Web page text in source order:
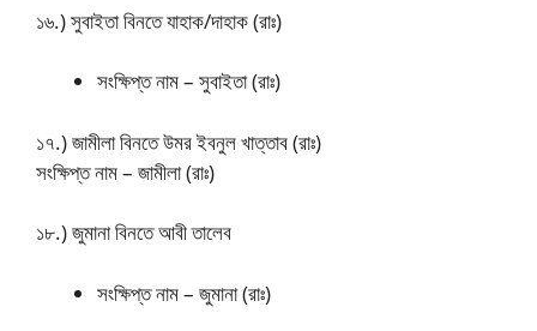
১৬.) সুবাইতা বিনতে যাহাক/দাহাক (রাঃ)
সংক্ষিপ্ত নাম – সুবাইতা (রাঃ)
১৭.) জামীলা বিনতে উমর ইবনুল খাত্তাব (রাঃ)
সংক্ষিপ্ত নাম – জামীলা (রাঃ)
১৮.) জুমানা বিনতে আবী তালেব
সংক্ষিপ্ত নাম – জুমানা (রাঃ)